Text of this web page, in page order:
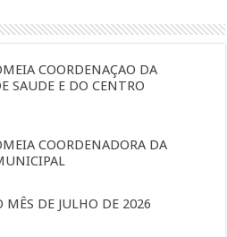
COORDENAÇAO DA
SAUDE E DO CENTRO
COORDENADORA DA
MÊS DE JULHO DE 2026